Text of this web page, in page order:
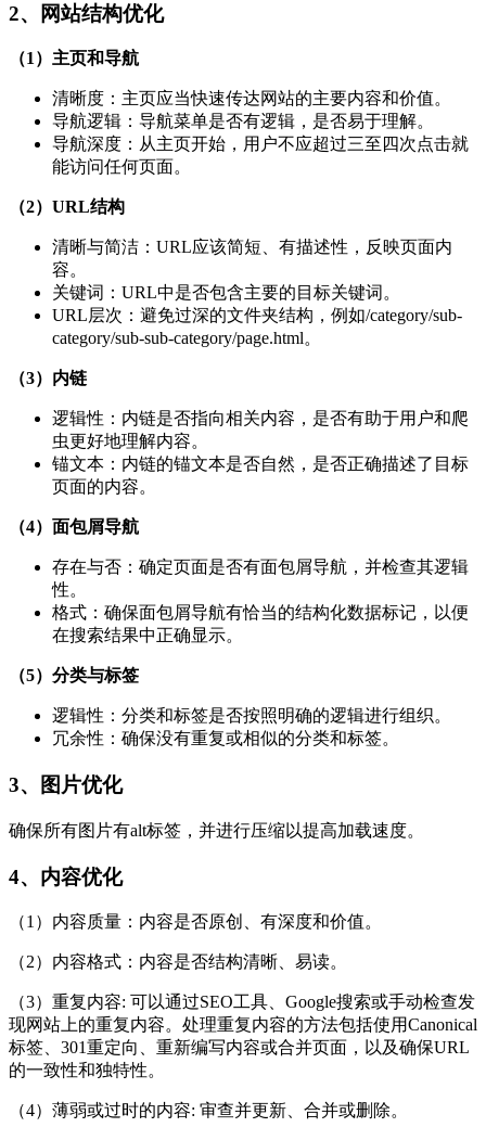
2、网站结构优化
（1）主页和导航
清晰度：主页应当快速传达网站的主要内容和价值。
导航逻辑：导航菜单是否有逻辑，是否易于理解。
导航深度：从主页开始，用户不应超过三至四次点击就
能访问任何页面。
（2）URL结构
清晰与简洁：URL应该简短、有描述性，反映页面内
容。
关键词：URL中是否包含主要的目标关键词。
URL层次：避免过深的文件夹结构，例如/category/sub-
category/sub-sub-category/page.html。
（3）内链
逻辑性：内链是否指向相关内容，是否有助于用户和爬
虫更好地理解内容。
锚文本：内链的锚文本是否自然，是否正确描述了目标
页面的内容。
（4）面包屑导航
存在与否：确定页面是否有面包屑导航，并检查其逻辑
性。
格式：确保面包屑导航有恰当的结构化数据标记，以便
在搜索结果中正确显示。
（5）分类与标签
逻辑性：分类和标签是否按照明确的逻辑进行组织。
冗余性：确保没有重复或相似的分类和标签。
3、图片优化
确保所有图片有alt标签，并进行压缩以提高加载速度。
4、内容优化
（1）内容质量：内容是否原创、有深度和价值。
（2）内容格式：内容是否结构清晰、易读。
（3）重复内容: 可以通过SEO工具、Google搜索或手动检查发
现网站上的重复内容。处理重复内容的方法包括使用Canonical
标签、301重定向、重新编写内容或合并页面，以及确保URL
的一致性和独特性。
（4）薄弱或过时的内容: 审查并更新、合并或删除。